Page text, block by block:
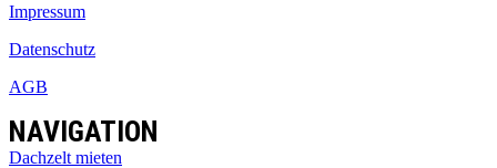
Impressum
Datenschutz
AGB
NAVIGATION
Dachzelt mieten